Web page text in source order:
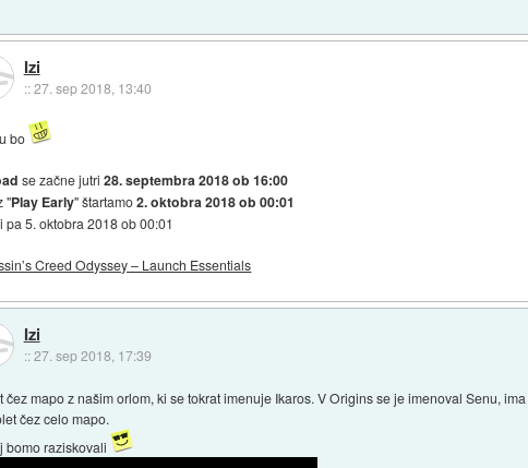
Izi
::27. sep 2018, 13:40
bo
se začne jutri28. septembra 2018 ob 16:00
"Play Early" štartamo2. oktobra 2018 ob 00:01
pa 5. oktobra 2018 ob 00:01
Creed Odyssey – Launch Essentials
Izi
::27. sep 2018, 17:39
čez mapo z našim orlom, ki se tokrat imenuje Ikaros. V Origins se je imenoval Senu,
čez celo mapo.
bomo raziskovali